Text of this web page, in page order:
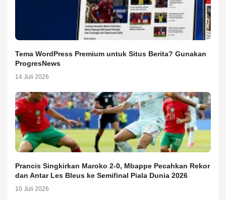
Tema WordPress Premium untuk Situs Berita? Gunakan
ProgresNews
14 Juli 2026
Prancis Singkirkan Maroko 2-0, Mbappe Pecahkan Rekor
dan Antar Les Bleus ke Semifinal Piala Dunia 2026
10 Juli 2026